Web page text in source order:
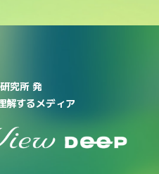
究所 発
解するメディア